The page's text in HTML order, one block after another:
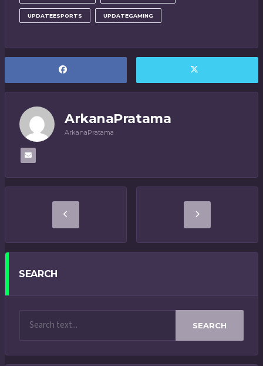
UPDATEESPORTS UPDATEGAMING
ArkanaPratama
ArkanaPratama
SEARCH
SEARCH